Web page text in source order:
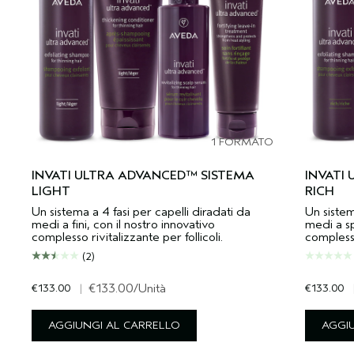
1 FORMATO
INVATI ULTRA ADVANCED™ SISTEMA
LIGHT
Un sistema a 4 fasi per capelli diradati da
medi a fini, con il nostro innovativo
complesso rivitalizzante per follicoli.
(2)
€133.00 | €133.00/Unità
AGGIUNGI AL CARRELLO
INVATI
RICH
Un
medi a
€133.00